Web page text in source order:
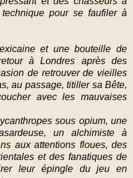
pour se faufiler à
et une bouteille de
à Londres après des
de retrouver de vieilles
au passage, titiller sa Bête,
avec les mauvaises
sous opium, une
un alchimiste à
aux attentions floues, des
et des fanatiques de
leur épingle du jeu en